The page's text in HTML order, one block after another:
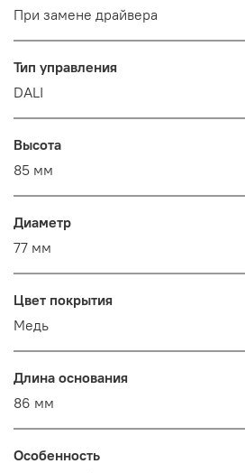
При замене драйвера
Тип управления
DALI
Высота
85 мм
Диаметр
77 мм
Цвет покрытия
Медь
Длина основания
86 мм
Особенность